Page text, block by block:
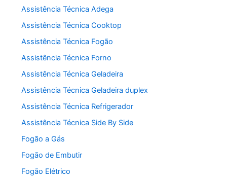
Assistência Técnica Adega
Assistência Técnica Cooktop
Assistência Técnica Fogão
Assistência Técnica Forno
Assistência Técnica Geladeira
Assistência Técnica Geladeira duplex
Assistência Técnica Refrigerador
Assistência Técnica Side By Side
Fogão a Gás
Fogão de Embutir
Fogão Elétrico